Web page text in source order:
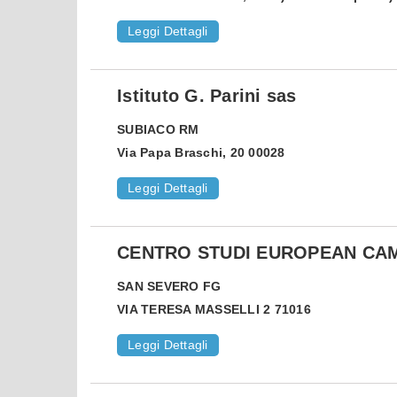
Leggi Dettagli
Istituto G. Parini sas
SUBIACO RM
Via Papa Braschi, 20 00028
Leggi Dettagli
CENTRO STUDI EUROPEAN
SAN SEVERO FG
VIA TERESA MASSELLI 2 71016
Leggi Dettagli